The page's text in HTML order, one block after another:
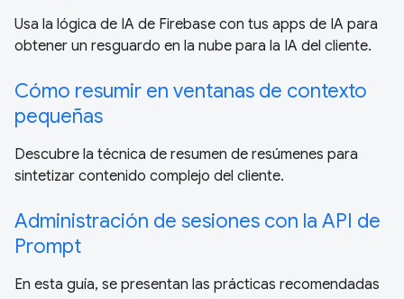
Usa la lógica de IA de Firebase con tus apps de IA para
obtener un resguardo en la nube para la IA del cliente.
Cómo resumir en ventanas de contexto
pequeñas
Descubre la técnica de resumen de resúmenes para
sintetizar contenido complejo del cliente.
Administración de sesiones con la API de
Prompt
En esta guía, se presentan las prácticas recomendadas